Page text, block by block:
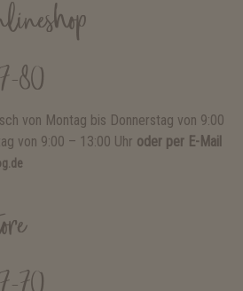
80
von Montag bis Donnerstag von 9:00
von 9:00 – 13:00 Uhr oder per E-Mail